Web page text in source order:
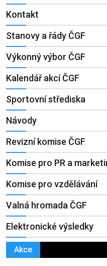
Kontakt
Stanovy a řády ČGF
Výkonný výbor ČGF
Kalendář akcí ČGF
Sportovní střediska
Návody
Revizní komise ČGF
Komise pro PR a
Komise pro vzdělávání
Valná hromada ČGF
Elektronické výsledky
Akce